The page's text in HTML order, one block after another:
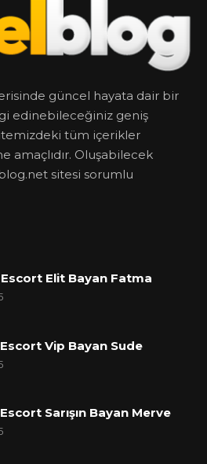
güncel hayata dair bir
edinebileceğiniz geniş
tüm içerikler
amaçlıdır. Oluşabilecek
sitesi sorumlu
Elit Bayan Fatma
Vip Bayan Sude
Sarışın Bayan Merve